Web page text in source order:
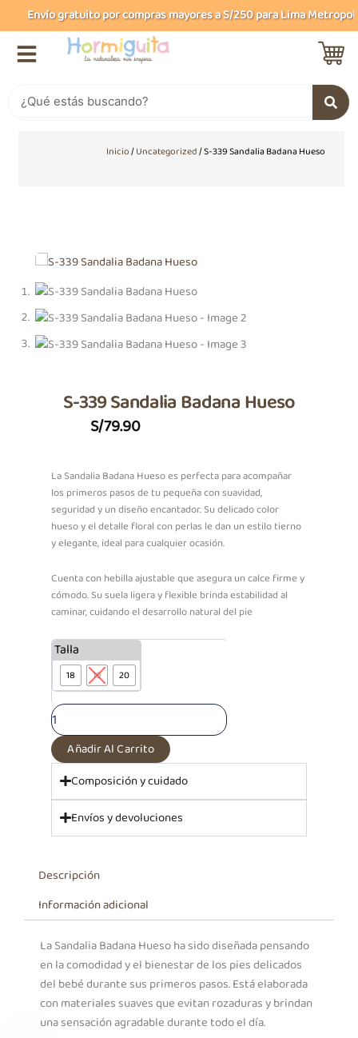
al
contenido
Envío gratuito por compras mayores a S/250 para Lima
Inicio/Uncategorized/ S-339 Sandalia Badana Hueso
S-339 Sandalia Badana Hueso
S/79.90
La Sandalia Badana Hueso es perfecta para acompañar
los primeros pasos de tu pequeña con suavidad,
seguridad y un diseño encantador. Su delicado color
hueso y el detalle floral con perlas le dan un estilo tierno
y elegante, ideal para cualquier ocasión.
Cuenta con hebilla ajustable que asegura un calce firme y
cómodo. Su suela ligera y flexible brinda estabilidad al
caminar, cuidando el desarrollo natural del pie
Talla
18 19 20
S-
339
Sandalia
Badana
Hueso
cantidad
Añadir Al Carrito
Composición y cuidado
Envíos y devoluciones
Descripción
Información adicional
La Sandalia Badana Hueso ha sido diseñada pensando
en la comodidad y el bienestar de los pies delicados
del bebé durante sus primeros pasos. Está elaborada
con materiales suaves que evitan rozaduras y brindan
una sensación agradable durante todo el día.